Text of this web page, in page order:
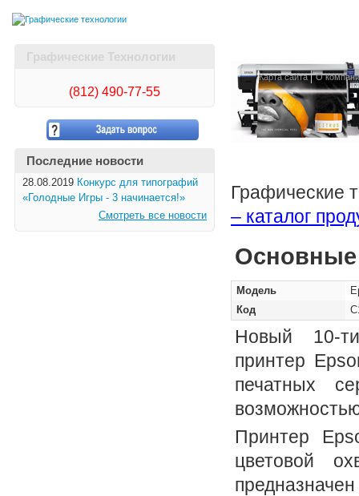
Карта сайта О
Графические Технологии
(812) 490-77-55
Последние новости
28.08.2019 Конкурс для типографий
«Голодные Игры - 3 начинается!»
Смотреть все новости
Графические
– каталог
Основные
Модель
Код
Новый 10-
принтер
печатных
Принтер
цветовой